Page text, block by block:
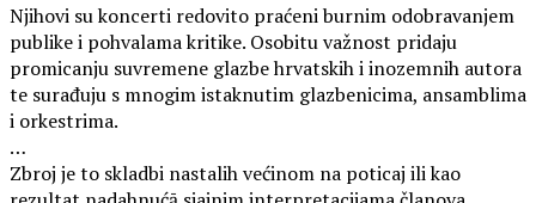
Njihovi su koncerti redovito praćeni burnim odobravanjem
publike i pohvalama kritike. Osobitu važnost pridaju
promicanju suvremene glazbe hrvatskih i inozemnih autora
te surađuju s mnogim istaknutim glazbenicima, ansamblima
i orkestrima.
…
Zbroj je to skladbi nastalih većinom na poticaj ili kao